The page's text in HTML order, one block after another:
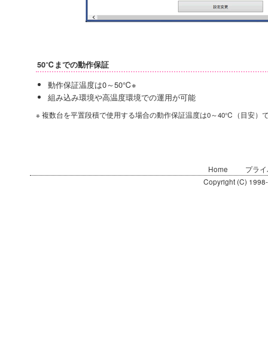
50℃までの動作保証
動作保証温度は0～50℃※
組み込み環境や高温度環境での運用が可能
※ 複数台を平置段積で使用する場合の動作保証温度は0～40℃（目安）
Home
プラ
Copyright (C)